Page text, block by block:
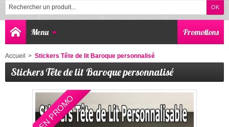
Menu Promotions
Accueil > Stickers Tête de lit Baroque personnalisé
Stickers Tête de lit Baroque personnalisé
EN PROMO